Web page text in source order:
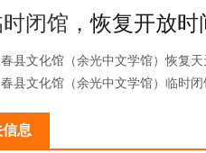
闭馆，恢复开放时
县文化馆（余光中文学馆）恢复
县文化馆（余光中文学馆）临时闭
息